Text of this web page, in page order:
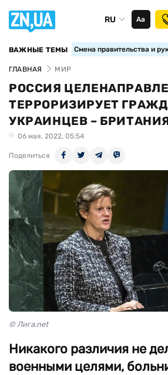
RU Аа
ВАЖНЫЕ ТЕМЫ Смена правительства и
ГЛАВНАЯ МИР
РОССИЯ
ТЕРРОРИЗИРУЕТ
УКРАИНЦЕВ –
06 мая, 2022, 05:54
Поделиться
© Лига.net
Никакого различия не
военными целями,